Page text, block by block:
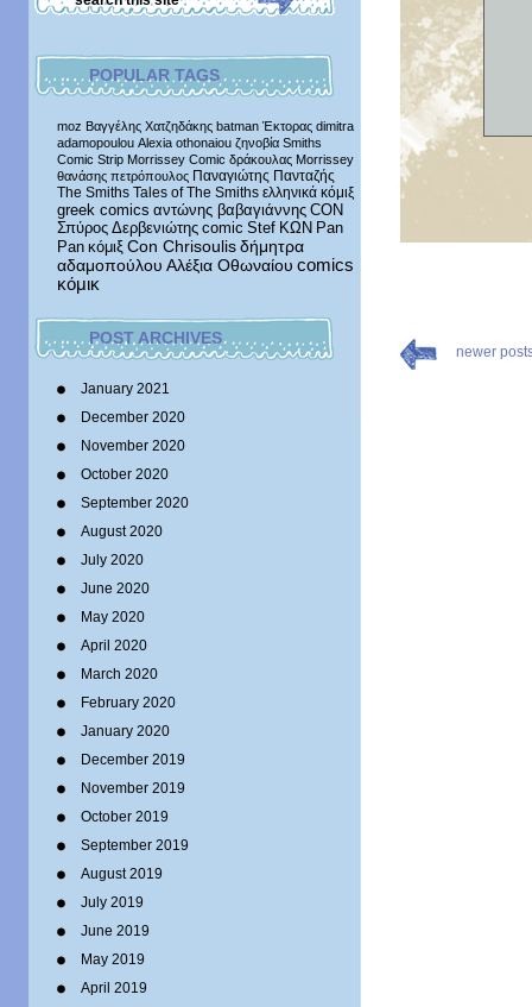
POPULAR TAGS
moz Βαγγέλης Χατζηδάκης batman Έκτορας dimitra
adamopoulou Alexia othonaiou ζηνοβία Smiths
Comic Strip Morrissey Comic δράκουλας Morrissey
θανάσης πετρόπουλος Παναγιώτης Πανταζής
The Smiths Tales of The Smiths ελληνικά κόμιξ
greek comics αντώνης βαβαγιάννης CON
Σπύρος Δερβενιώτης comic Stef ΚΩΝ Pan
Pan κόμιξ Con Chrisoulis δήμητρα
αδαμοπούλου Αλέξια Οθωναίου comics
κόμικ
POST ARCHIVES
January 2021
December 2020
November 2020
October 2020
September 2020
August 2020
July 2020
June 2020
May 2020
April 2020
March 2020
February 2020
January 2020
December 2019
November 2019
October 2019
September 2019
August 2019
July 2019
June 2019
May 2019
April 2019
newer